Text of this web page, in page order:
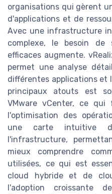
organisations qui gèrent
d'applications et de
Avec une infrastructure
complexe, le besoin de
efficaces augmente.
permet une analyse
différentes applications et
principaux atouts est
VMware vCenter, ce
l'optimisation des
une carte intuitive
l'infrastructure,
mieux comprendre
utilisées, ce qui est
cloud hybride et de
l'adoption croissante